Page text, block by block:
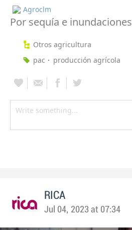
Agroclm
Por sequía e inundaciones
Otros agricultura
pac
producción agrícola
RICA
Jul 04, 2023 at 07:34